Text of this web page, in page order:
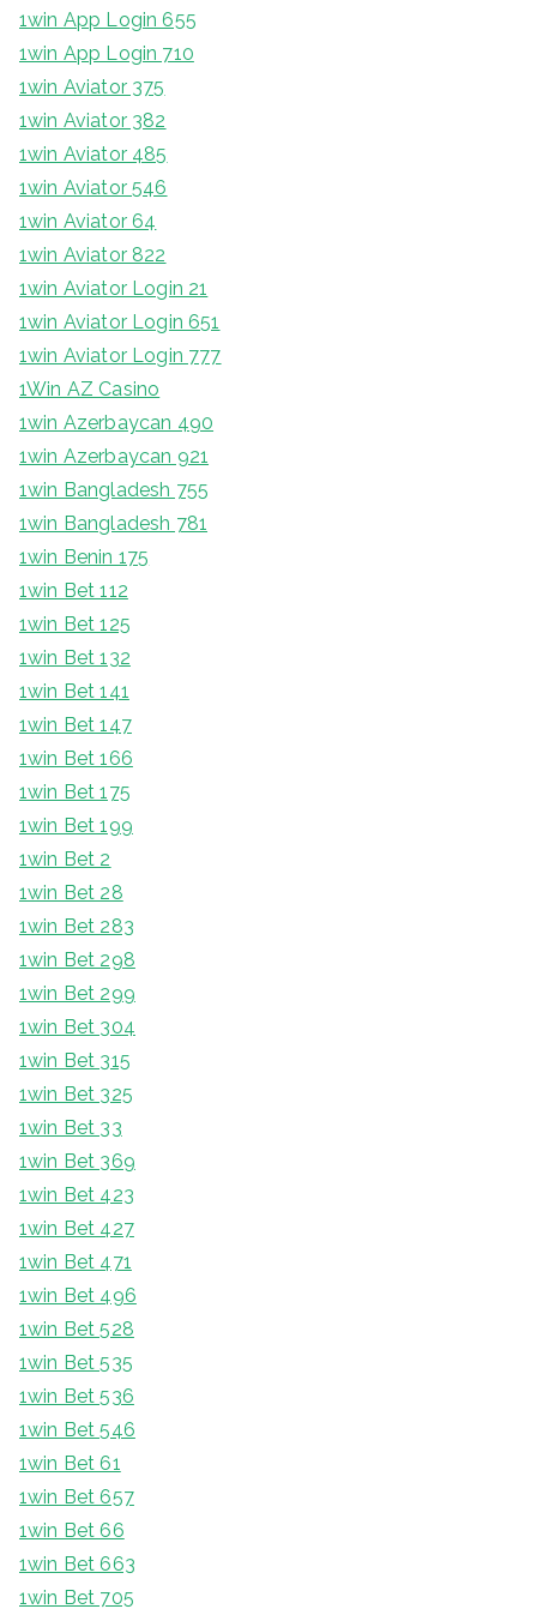
1win App Login 655
1win App Login 710
1win Aviator 375
1win Aviator 382
1win Aviator 485
1win Aviator 546
1win Aviator 64
1win Aviator 822
1win Aviator Login 21
1win Aviator Login 651
1win Aviator Login 777
1Win AZ Casino
1win Azerbaycan 490
1win Azerbaycan 921
1win Bangladesh 755
1win Bangladesh 781
1win Benin 175
1win Bet 112
1win Bet 125
1win Bet 132
1win Bet 141
1win Bet 147
1win Bet 166
1win Bet 175
1win Bet 199
1win Bet 2
1win Bet 28
1win Bet 283
1win Bet 298
1win Bet 299
1win Bet 304
1win Bet 315
1win Bet 325
1win Bet 33
1win Bet 369
1win Bet 423
1win Bet 427
1win Bet 471
1win Bet 496
1win Bet 528
1win Bet 535
1win Bet 536
1win Bet 546
1win Bet 61
1win Bet 657
1win Bet 66
1win Bet 663
1win Bet 705